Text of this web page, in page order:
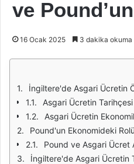
ve
16 Ocak 2025 3 dakika okuma
İngiltere'de Asgari Ücretin
Asgari Ücretin
Asgari Ücretin
Pound'un Ekonomideki Rolü
Pound ve Asgari Ücret
İngiltere'de Asgari Ücretin